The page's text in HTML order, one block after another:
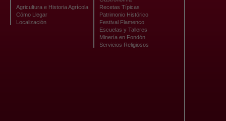
Agricultura e Historia Agrícola
Cómo Llegar
Localización
Recetas Típicas
Patrimonio Histórico
Festival Flamenco
Escuelas y Talleres
Minería en Fondón
Servicios Religiosos